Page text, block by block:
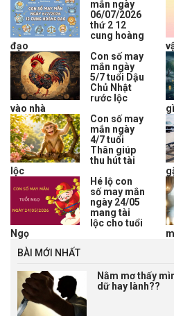
ngày mới.
mắn ngày
06/07/2026
thứ 2 12
cung hoàng
đạo
Con số may
mắn ngày
5/7 tuổi Dậu
Chủ Nhật
rước lộc
vào nhà
Con số may
mắn ngày
4/7 tuổi
Thân giúp
thu hút tài
lộc
Hé lộ con
số may mắn
ngày 24/05
mang tài
lộc cho tuổi
Ngọ
BÀI MỚI NHẤT
Nằm mơ thấy
dữ hay lành??